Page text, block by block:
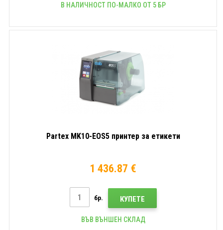
В НАЛИЧНОСТ ПО-МАЛКО ОТ 5 БР
Partex MK10-EOS5 принтер за етикети
1 436.87 €
бр. КУПЕТЕ
ВЪВ ВЪНШЕН СКЛАД